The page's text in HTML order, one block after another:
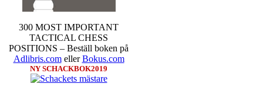
300 MOST IMPORTANT
TACTICAL CHESS
POSITIONS – Beställ boken på
Adlibris.comellerBokus.com
NY SCHACKBOK2019